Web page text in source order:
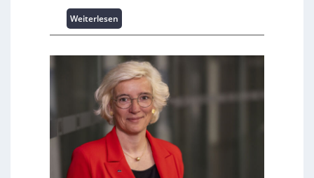
s
p
i
z
e
n
m
a
n
a
g
e
Weiterlesen:
I
t
e
l
l
i
g
e
n
t